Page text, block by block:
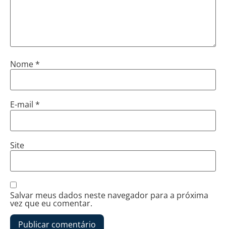
Nome*
E-mail *
Site
Salvar meus dados neste navegador para a próxima
vez que eu comentar.